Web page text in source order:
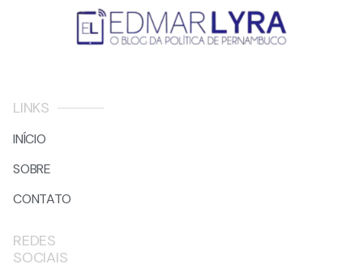
LINKS
INÍCIO
SOBRE
CONTATO
REDES
SOCIAIS